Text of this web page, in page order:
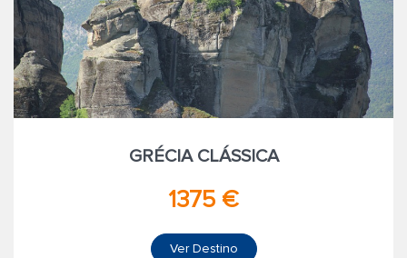
GRÉCIA CLÁSSICA
1375 €
Ver Destino